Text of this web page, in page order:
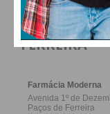
FARMACIAS
FERREIRA